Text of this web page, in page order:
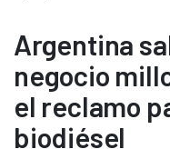
Argentina
negocio
el reclamo
biodiésel